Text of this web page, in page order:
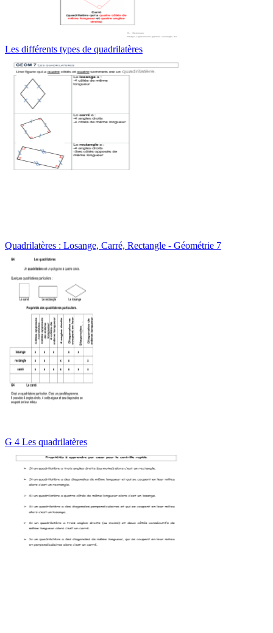
Les différents types de quadrilatères
Quadrilatères : Losange, Carré, Rectangle - Géométrie 7
G 4 Les quadrilatères